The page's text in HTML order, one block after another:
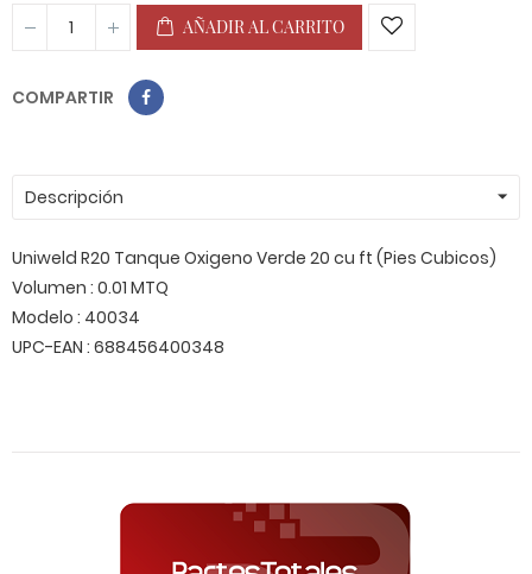
AÑADIR AL CARRITO
COMPARTIR
Descripción
Uniweld R20 Tanque Oxigeno Verde 20 cu ft (Pies Cubicos)
Volumen : 0.01 MTQ
Modelo : 40034
UPC-EAN : 688456400348